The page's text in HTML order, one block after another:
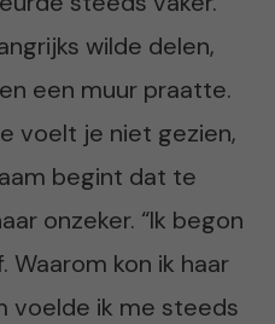
wilde delen,
een muur praatte.
voelt je niet gezien,
begint dat te
onzeker. “Ik begon
kon ik haar
voelde ik me steeds